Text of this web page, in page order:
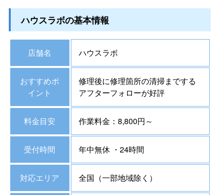
ハウスラボの基本情報
店舗名 ハウスラボ
おすすめポ
イント
修理後に修理箇所の清掃までする
アフターフォローが好評
料金目安 作業料金：8,800円～
受付時間 年中無休 ・24時間
対応エリア 全国（一部地域除く）